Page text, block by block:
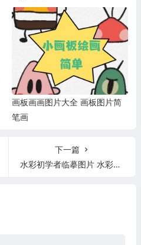
画板画画图片大全 画板图片简
笔画
下一篇
水彩初学者临摹图片 水彩初学者临摹图片风景画